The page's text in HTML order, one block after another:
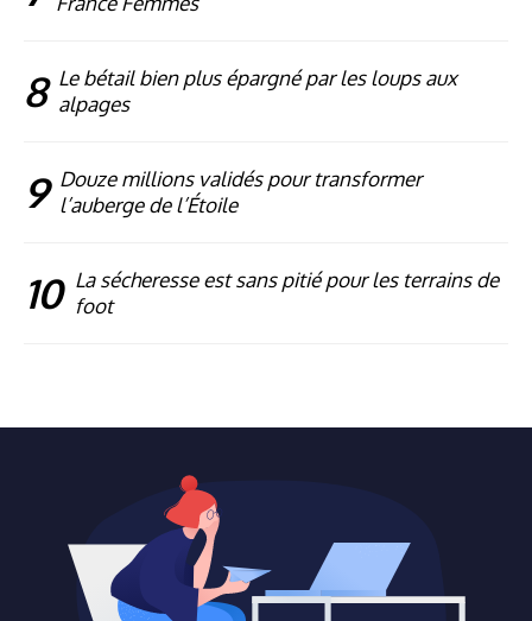
8 Le bétail bien plus épargné par les loups aux
alpages
9 Douze millions validés pour transformer
l’auberge de l’Étoile
10 La sécheresse est sans pitié pour les terrains de
foot